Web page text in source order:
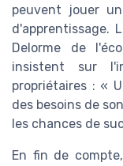
peuvent jouer
d'apprentissage.
Delorme de
insistent sur
propriétaires : «
des besoins de
les chances de
En fin de